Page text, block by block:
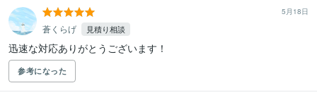
5月18日
蒼くらげ 見積り相談
迅速な対応ありがとうございます！
参考になった